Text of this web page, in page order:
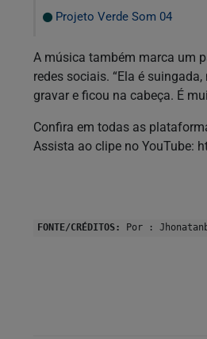
Projeto Verde Som 04
A música também marca um
redes sociais. “Ela é
gravar e ficou na cabeça. É
Confira em todas as
Assista ao clipe no YouTube:
FONTE/CRÉDITOS: Por :